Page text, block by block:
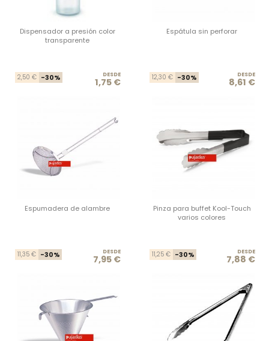
Dispensador a presión color
transparente
Precio base
2,50 € -30% Precio
DESDE
1,75 €
Espátula sin perforar
12,30 € -30% DESDE
8,61 €
Espumadera de alambre
Precio base
11,35 € -30% Precio
DESDE
7,95 €
Pinza para buffet Kool-Touch
varios colores
11,25 € -30% DESDE
7,88 €